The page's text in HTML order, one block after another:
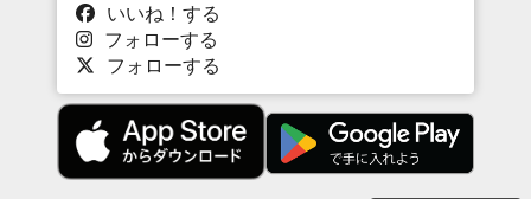
いいね！する
フォローする
フォローする